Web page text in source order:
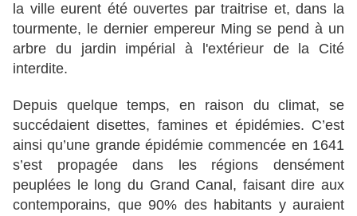
la ville eurent été ouvertes par traitrise et, dans la
tourmente, le dernier empereur Ming se pend à un
arbre du jardin impérial à l'extérieur de la Cité
interdite.
Depuis quelque temps, en raison du climat, se
succédaient disettes, famines et épidémies. C’est
ainsi qu’une grande épidémie commencée en 1641
s’est propagée dans les régions densément
peuplées le long du Grand Canal, faisant dire aux
contemporains, que 90% des habitants y auraient